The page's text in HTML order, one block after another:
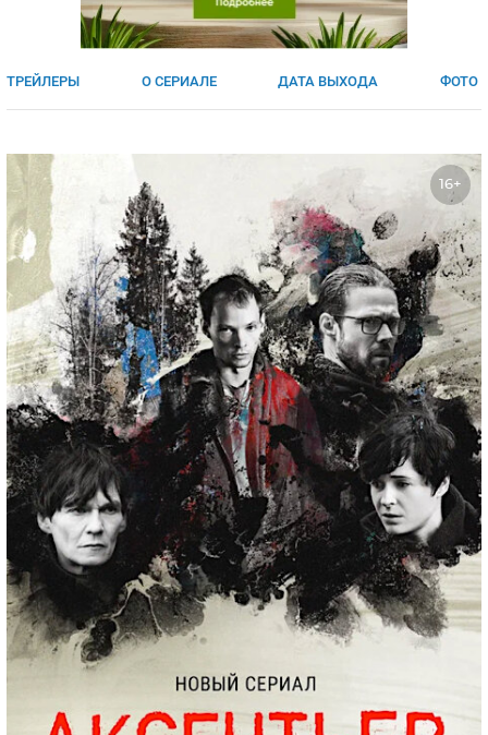
МЕЛОДРАМЫ
ИСПАНИЯ
ФРАНЦИЯ
СВЕТСКИЕ НОВОСТИ
ТРЕЙЛЕРЫ О СЕРИАЛЕ ДАТА ВЫХОДА ФОТО
16+